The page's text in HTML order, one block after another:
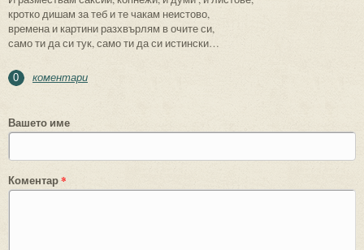
кротко дишам за теб и те чакам неистово,
времена и картини разхвърлям в очите си,
само ти да си тук, само ти да си истински…
0 коментари
Вашето име
Коментар*